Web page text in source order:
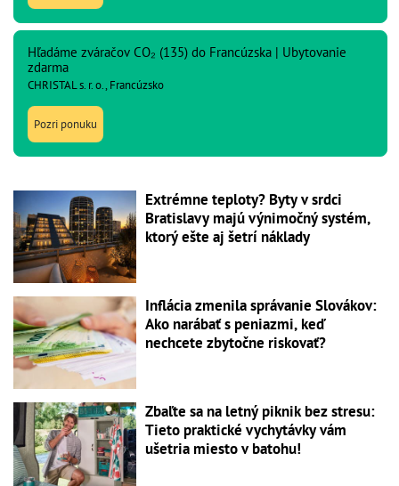
Hľadáme zváračov CO₂ (135) do Francúzska | Ubytovanie
zdarma
CHRISTAL s. r. o., Francúzsko
Pozri ponuku
Extrémne teploty? Byty v srdci
Bratislavy majú výnimočný systém,
ktorý ešte aj šetrí náklady
Inflácia zmenila správanie Slovákov:
Ako narábať s peniazmi, keď
nechcete zbytočne riskovať?
Zbaľte sa na letný piknik bez stresu:
Tieto praktické vychytávky vám
ušetria miesto v batohu!